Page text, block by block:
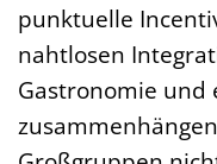
punktuelle
nahtlosen
Gastronomie und